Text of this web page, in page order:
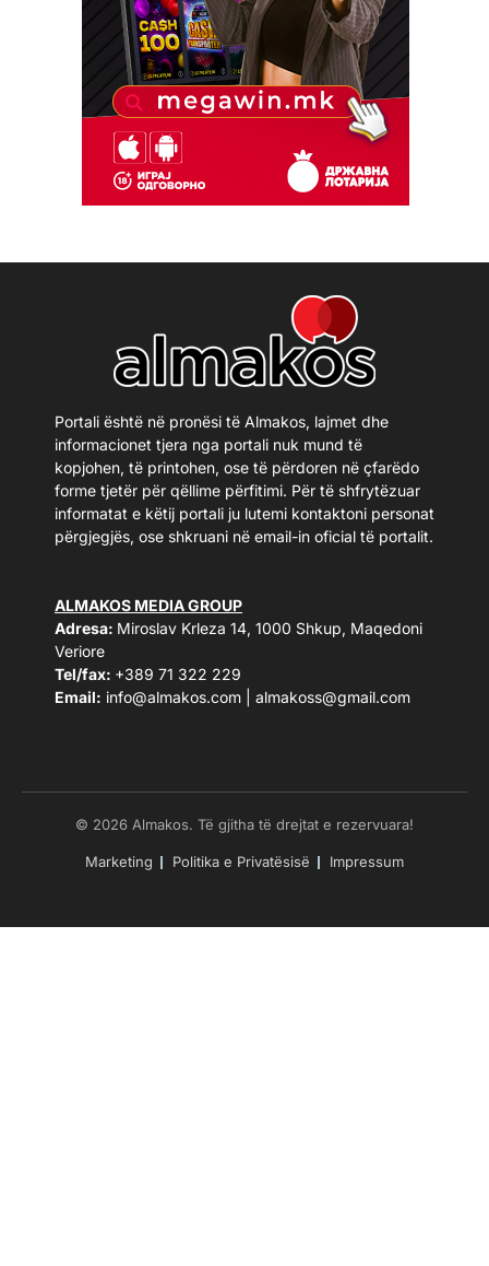
Portali është në pronësi të Almakos, lajmet dhe
informacionet tjera nga portali nuk mund të
kopjohen, të printohen, ose të përdoren në çfarëdo
forme tjetër për qëllime përfitimi. Për të shfrytëzuar
informatat e këtij portali ju lutemi kontaktoni personat
përgjegjës, ose shkruani në email-in oficial të portalit.
ALMAKOS MEDIA GROUP
Adresa: Miroslav Krleza 14, 1000 Shkup, Maqedoni
Veriore
Tel/fax: +389 71 322 229
Email: info@almakos.com almakoss@gmail.com
© 2026 Almakos. Të gjitha të drejtat e rezervuara!
Marketing Politika e Privatësisë Impressum